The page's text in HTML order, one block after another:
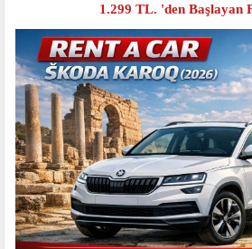
1.299 TL. 'den Başlayan